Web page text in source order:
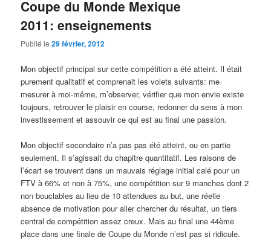
Coupe du Monde Mexique
2011: enseignements
Publié le29 février, 2012
Mon objectif principal sur cette compétition a été atteint. Il était
purement qualitatif et comprenait les volets suivants: me
mesurer à moi-même, m’observer, vérifier que mon envie existe
toujours, retrouver le plaisir en course, redonner du sens à mon
investissement et assouvir ce qui est au final une passion.
Mon objectif secondaire n’a pas pas été atteint, ou en partie
seulement. Il s’agissait du chapitre quantitatif. Les raisons de
l’écart se trouvent dans un mauvais réglage initial calé pour un
FTV à 66% et non à 75%, une compétition sur 9 manches dont 2
non bouclables au lieu de 10 attendues au but, une réelle
absence de motivation pour aller chercher du résultat, un tiers
central de compétition assez creux. Mais au final une 44ème
place dans une finale de Coupe du Monde n’est pas si ridicule.